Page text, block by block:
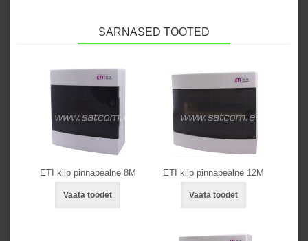
SARNASED TOOTED
ETI kilp pinnapealne 8M
Vaata toodet
ETI kilp pinnapealne 12M
Vaata toodet